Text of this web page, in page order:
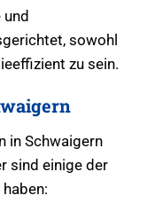
sowohl
zu sein.
in Schwaigern
sind einige der